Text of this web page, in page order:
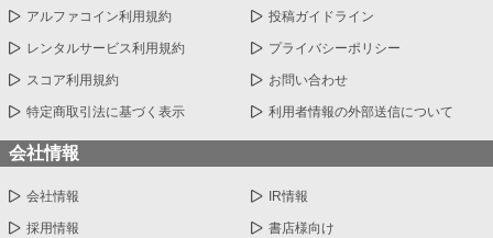
アルファコイン利用規約 投稿ガイドライン
レンタルサービス利用規約 プライバシーポリシー
スコア利用規約 お問い合わせ
特定商取引法に基づく表示 利用者情報の外部送信について
会社情報
会社情報 IR情報
採用情報 書店様向け